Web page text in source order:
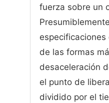
fuerza sobre un
de las formas
desaceleración
el punto de
dividido por el